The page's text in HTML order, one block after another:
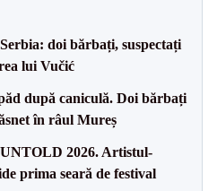
doi bărbați, suspectați
lui Vučić
după caniculă. Doi bărbați
în râul Mureș
UNTOLD 2026. Artistul-
prima seară de festival